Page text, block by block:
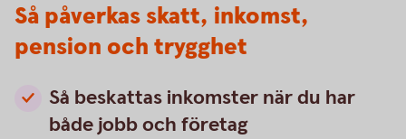
Så påverkas skatt, inkomst,
pension och trygghet
Så beskattas inkomster när du har
både jobb och företag